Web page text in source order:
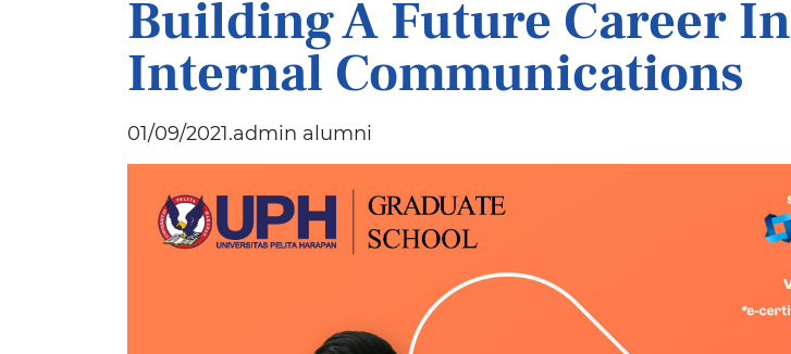
Building A Future Career In
Internal Communications
01/09/2021.admin alumni